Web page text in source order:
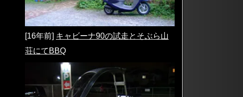
[16年前] キャビーナ90の試走とそぶら山
荘にてBBQ